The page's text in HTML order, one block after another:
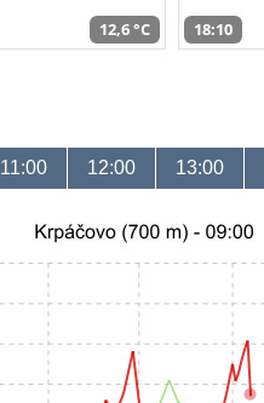
12,6 °C 18:10
11:00 12:00 13:00